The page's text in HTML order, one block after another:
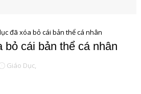
đã xóa bỏ cái bản thể cá nhân
bỏ cái bản thể cá nhân
Giáo Dục,